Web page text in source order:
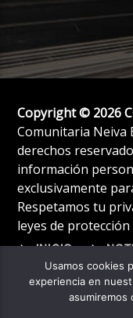
Copyright © 2026
Comunitaria Neiva
derechos
información
exclusivamente
Respetamos tu
leyes de protección
INICIO
Usamos cookies
experiencia en
asumiremos